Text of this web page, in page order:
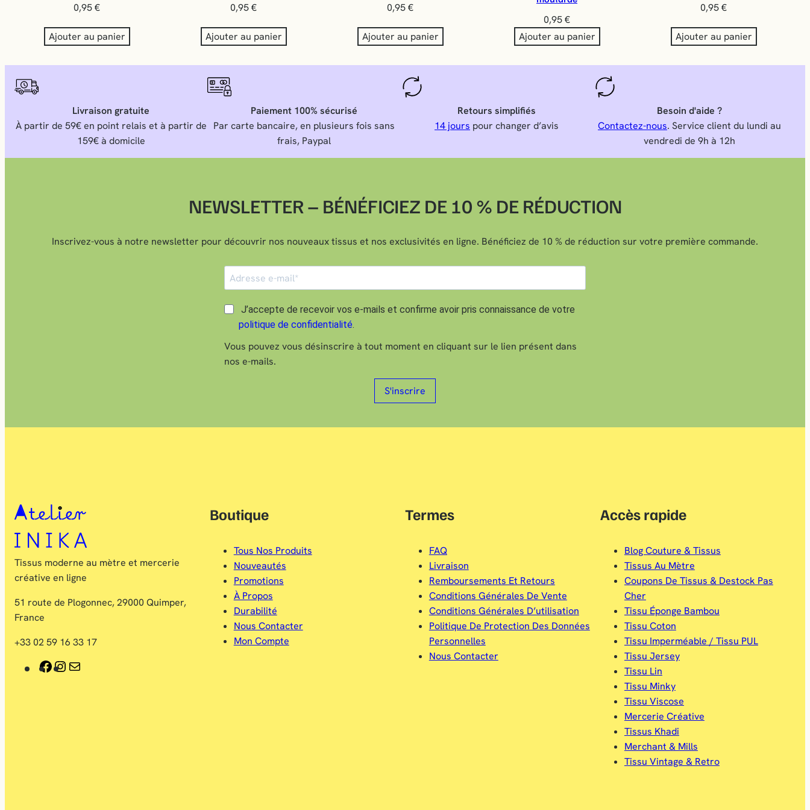
0,95€
Ajouter au panier
0,95€
Ajouter au panier
0,95€
Ajouter au panier
0,95€
Ajouter au panier
0,95€
Ajouter au panier
Livraison gratuite
À partir de 59€ en point relais et à partir de
159€ à domicile
Paiement 100% sécurisé
Par carte bancaire, en plusieurs fois sans
frais, Paypal
Retours simplifiés
14 jours pour changer d’avis
Besoin d'aide ?
Contactez-nous. Service client du lundi au
vendredi de 9h à 12h
NEWSLETTER – BÉNÉFICIEZ DE 10 % DE RÉDUCTION
Inscrivez-vous à notre newsletter pour découvrir nos nouveaux tissus et nos exclusivités en ligne. Bénéficiez de 10 % de réduction sur votre première commande.
J’accepte de recevoir vos e-mails et confirme avoir pris connaissance de votre
politique de confidentialité.
Vous pouvez vous désinscrire à tout moment en cliquant sur le lien présent dans
nos e-mails.
S'inscrire
Tissus moderne au mètre et mercerie
créative en ligne
51 route de Plogonnec, 29000 Quimper,
France
+33 02 59 16 33 17
F I
Boutique
Tous Nos Produits
Nouveautés
Promotions
À Propos
Durabilité
Nous Contacter
Mon Compte
Termes
FAQ
Livraison
Remboursements Et Retours
Conditions Générales De Vente
Conditions Générales D’utilisation
Politique De Protection Des Données
Personnelles
Nous Contacter
Accès rapide
Blog Couture & Tissus
Tissus Au Mètre
Coupons De Tissus & Destock Pas
Cher
Tissu Éponge Bambou
Tissu Coton
Tissu Imperméable / Tissu PUL
Tissu Jersey
Tissu Lin
Tissu Minky
Tissu Viscose
Mercerie Créative
Tissus Khadi
Merchant & Mills
Tissu Vintage & Retro